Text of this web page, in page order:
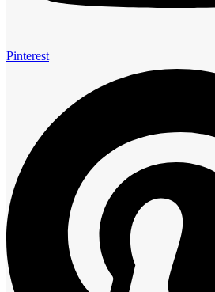
Pinterest